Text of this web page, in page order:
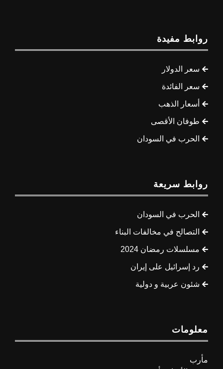
روابط مفيدة
سعر الدولار
سعر الفائدة
أسعار الذهب
طوفان الأقصى
الحرب في السودان
روابط سريعة
الحرب في السودان
التصالح في مخالفات البناء
مسلسلات رمضان 2024
رد إسرائيل على إيران
شئون عربية و دولية
معلومات
مأرب